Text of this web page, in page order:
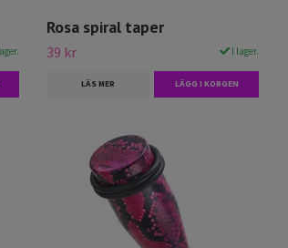
Rosa spiral taper
39 kr I lager.
LÄS MER LÄGG I KORGEN